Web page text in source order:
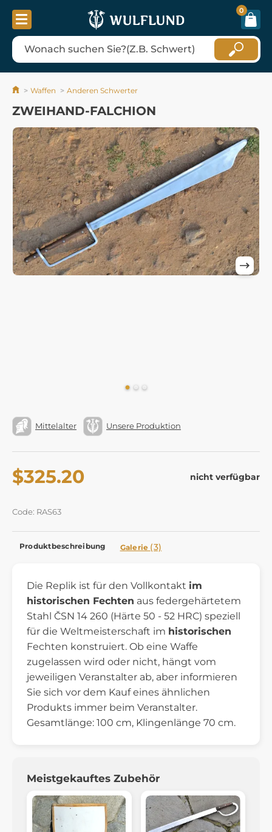
0
Waffen Anderen Schwerter
ZWEIHAND-FALCHION
Mittelalter Unsere Produktion
$325.20 nicht verfügbar
Code: RAS63
Produktbeschreibung Galerie (3)
Die Replik ist für den Vollkontakt im
historischen Fechten aus federgehärtetem
Stahl ČSN 14 260 (Härte 50 - 52 HRC) speziell
für die Weltmeisterschaft im historischen
Fechten konstruiert. Ob eine Waffe
zugelassen wird oder nicht, hängt vom
jeweiligen Veranstalter ab, aber informieren
Sie sich vor dem Kauf eines ähnlichen
Produkts immer beim Veranstalter.
Gesamtlänge: 100 cm, Klingenlänge 70 cm.
Meistgekauftes Zubehör